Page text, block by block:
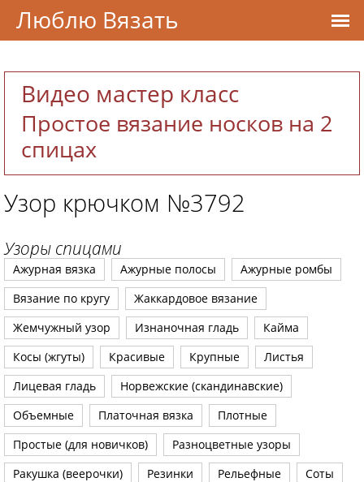
Видео мастер класс
Простое вязание носков на 2
спицах
Узор крючком №3792
Узоры спицами
Ажурная вязка Ажурные полосы
Ажурные ромбы
Вязание по кругу
Жаккардовое вязание
Жемчужный узор
Изнаночная гладь
Кайма
Косы (жгуты)
Красивые Крупные
Листья
Лицевая гладь
Норвежские (скандинавские)
Объемные
Платочная вязка
Плотные
Простые (для новичков)
Разноцветные узоры
Ракушка (веерочки)
Резинки Рельефные
Соты
Люблю Вязать